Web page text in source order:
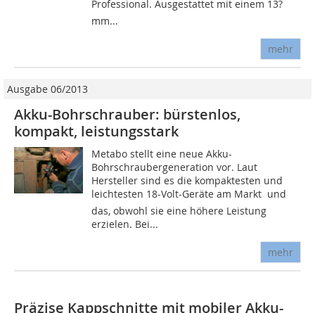
Professional. Aus­gestattet mit einem 13?
mm...
mehr
Ausgabe 06/2013
Akku-Bohrschrauber: bürstenlos,
kompakt, leistungsstark
Metabo stellt eine neue Akku-
Bohrschraubergeneration vor. Laut
Hersteller sind es die kompaktesten und
leichtesten 18-Volt-Geräte am Markt  und
das, obwohl sie eine höhere Leistung
erzielen. Bei...
mehr
Präzise Kappschnitte mit mobiler Akku-